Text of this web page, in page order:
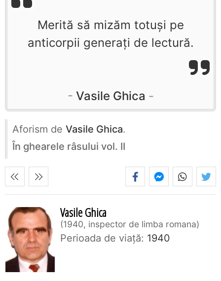
Merită să mizăm totuşi pe
anticorpii generaţi de lectură.
Vasile Ghica
Aforism de Vasile Ghica.
În ghearele râsului vol. II
Vasile Ghica
1940, inspector de limba romana
Perioada de viaţă: 1940